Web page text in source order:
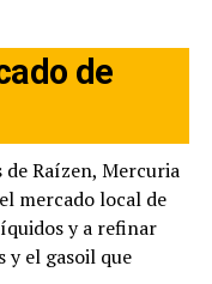
de
Raízen, Mercuria
mercado local de
y a refinar
el gasoil que